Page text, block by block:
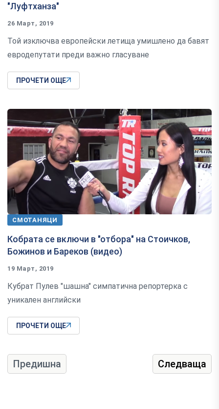
"Луфтханза"
26 Март, 2019
Той изключва европейски летища умишлено да бавят
евродепутати преди важно гласуване
ПРОЧЕТИ ОЩЕ
СМОТАНЯЦИ
Кобрата се включи в "отбора" на Стоичков,
Божинов и Бареков (видео)
19 Март, 2019
Кубрат Пулев "шашна" симпатична репортерка с
уникален английски
ПРОЧЕТИ ОЩЕ
Предишна Следваща